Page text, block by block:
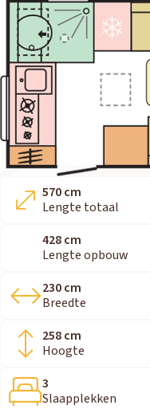
570 cm
Lengte totaal
428 cm
Lengte opbouw
230 cm
Breedte
258 cm
Hoogte
3
Slaapplekken